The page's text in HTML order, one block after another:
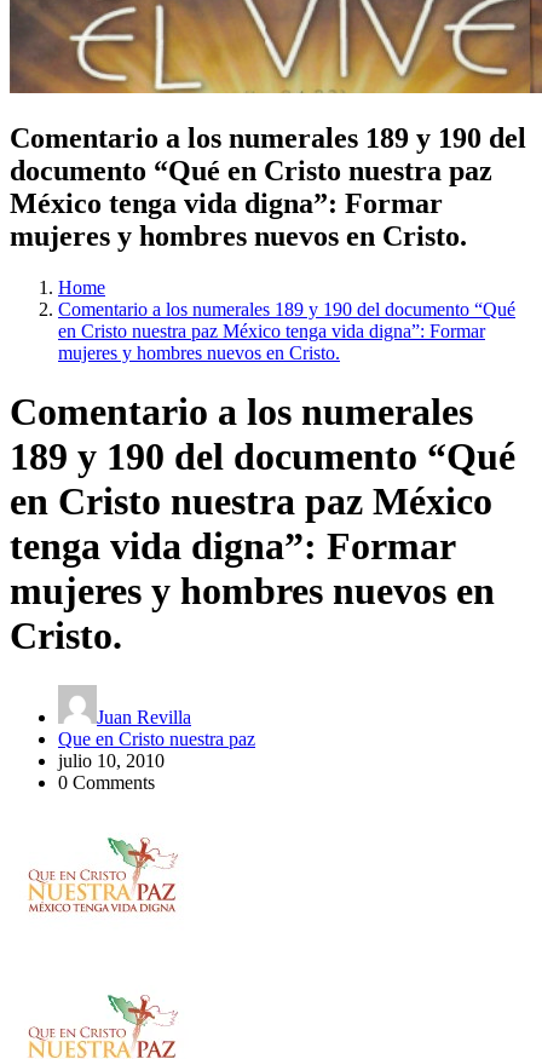
Comentario a los numerales 189 y 190 del
documento “Qué en Cristo nuestra paz
México tenga vida digna”: Formar
mujeres y hombres nuevos en Cristo.
Home
Comentario a los numerales 189 y 190 del documento “Qué
en Cristo nuestra paz México tenga vida digna”: Formar
mujeres y hombres nuevos en Cristo.
Comentario a los numerales
189 y 190 del documento “Qué
en Cristo nuestra paz México
tenga vida digna”: Formar
mujeres y hombres nuevos en
Cristo.
Juan Revilla
Que en Cristo nuestra paz
julio 10, 2010
0 Comments